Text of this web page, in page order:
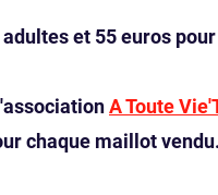
et 55 euros
A Toute
chaque maillot